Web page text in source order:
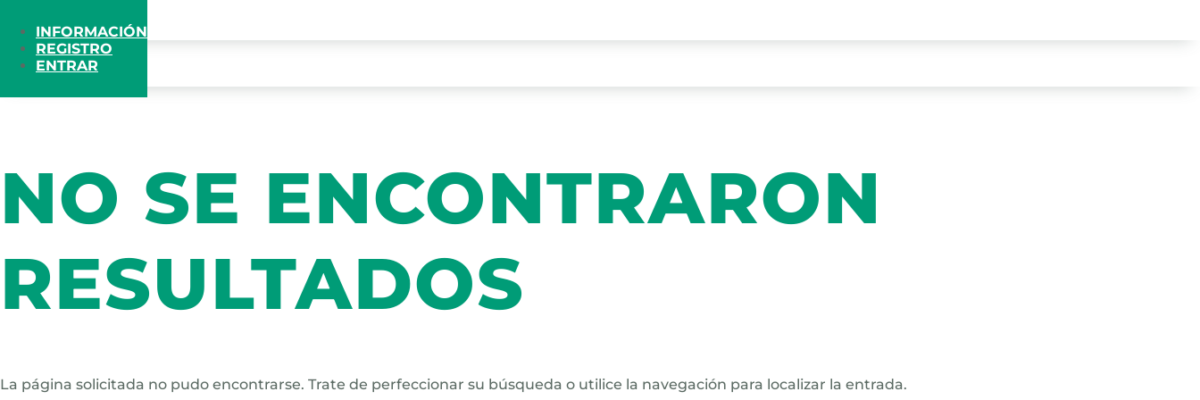
INFORMACIÓN
REGISTRO
ENTRAR
NO SE ENCONTRARON
RESULTADOS
La página solicitada no pudo encontrarse. Trate de perfeccionar su búsqueda o utilice la navegación para localizar la entrada.